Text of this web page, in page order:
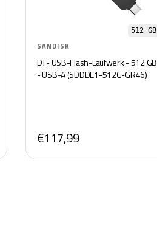
512 GB
SANDISK
DJ - USB-Flash-Laufwerk - 512 GB
- USB-A (SDDDE1-512G-GR46)
€117,99